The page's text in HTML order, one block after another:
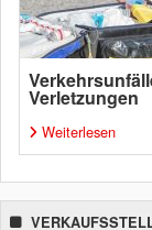
Verletzungen
Weiterlesen